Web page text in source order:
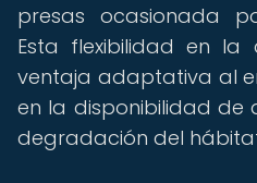
presas ocasionada
Esta flexibilidad en
ventaja adaptativa al
en la disponibilidad de
degradación del